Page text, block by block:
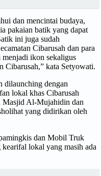
dan mencintai budaya,
pakaian batik yang dapat
ini juga sudah
Cibarusah dan para
menjadi ikon sekaligus
Cibarusah,” kata Setyowati.
dilaunching dengan
lokal khas Cibarusah
Al-Mujahidin dan
yang didirikan oleh
dan Mobil Truk
lokal yang masih ada